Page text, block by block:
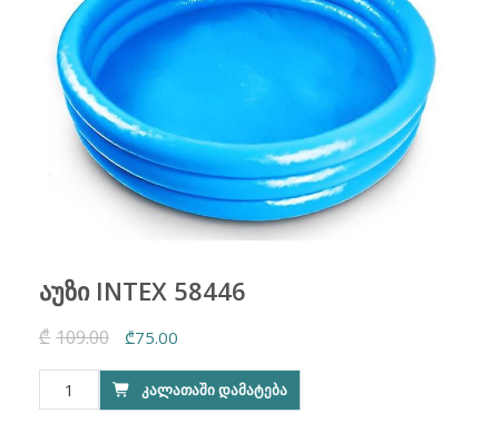
აუზი INTEX 58446
₾ 109.00
Original
price
was:
₾75.00
price
is:
რაოდენობა:
აუზი
ᲙᲐᲚᲐᲗᲐᲨᲘ ᲓᲐᲛᲐᲢᲔᲑᲐ